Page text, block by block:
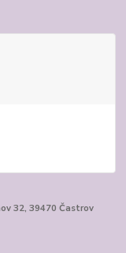
32, 39470 Častrov